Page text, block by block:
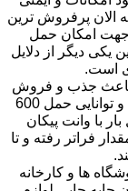
الان پرفروش ترین
جهت امکان حمل
است و این یکی دیگر از دلایل
است.
باعث جذب و فروش
بالای این نوع وانت ایرانی بوده است.بدنه محکم و توانایی حمل 600
با وانت پیکان
فراتر رفته و تا
ها و کارخانه